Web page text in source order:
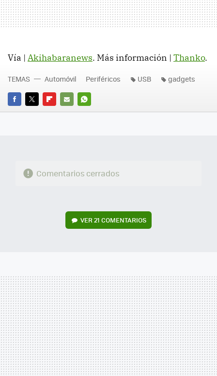
Vía | Akihabaranews. Más información | Thanko.
FACEBOOK
TWITTERFLIPBOARD
E-
WHATSAPP
TEMAS Automóvil Periféricos USB gadgets
Comentarios cerrados
VER21 COMENTARIOS